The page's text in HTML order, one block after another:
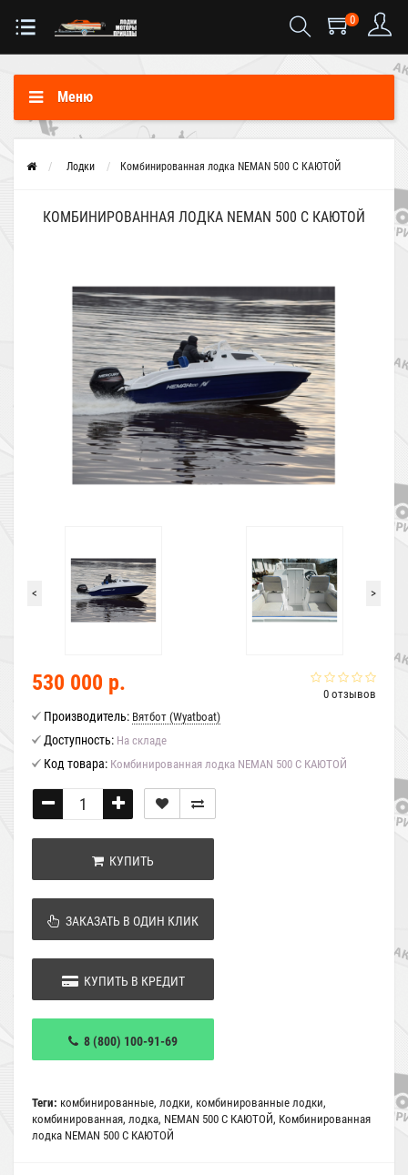
0
Меню
Лодки Комбинированная лодка NEMAN 500 C КАЮТОЙ
КОМБИНИРОВАННАЯ ЛОДКА NEMAN 500 C КАЮТОЙ
< >
0 отзывов
530 000 р.
Производитель: Вятбот (Wyatboat)
Доступность: На складе
Код товара: Комбинированная лодка NEMAN 500 C КАЮТОЙ
КУПИТЬ
ЗАКАЗАТЬ В ОДИН КЛИК
КУПИТЬ В КРЕДИТ
8 (800) 100-91-69
Теги: комбинированные, лодки, комбинированные лодки,
комбинированная, лодка, NEMAN 500 C КАЮТОЙ, Комбинированная
лодка NEMAN 500 C КАЮТОЙ